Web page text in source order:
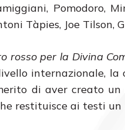
Pomodoro,
Tàpies, Joe Tilson,
rosso per la Divina
internazionale, la
di aver creato
restituisce ai testi un